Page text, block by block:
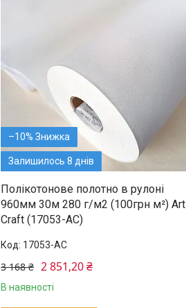
–10%
Залишилось 8 днів
Полікотонове полотно в рулоні
960мм 30м 280 г/м2 (100грн м²) Art
Craft (17053-АС)
17053-АС
3 168 ₴ 2 851,20 ₴
В наявності